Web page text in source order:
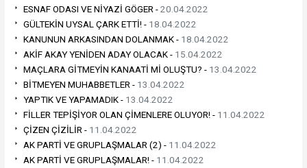
ESNAF ODASI VE NİYAZİ GÖGER -20.04.2022
GÜLTEKİN UYSAL ÇARK ETTİ! - 18.04.2022
KANUNUN ARKASINDAN DOLANMAK - 18.04.2022
AKİF AKAY YENİDEN ADAY OLACAK - 15.04.2022
MAÇLARA GİTMEYİN KANAATİ Mİ OLUŞTU? - 13.04.2022
BİTMEYEN MUHABBETLER - 13.04.2022
YAPTIK VE YAPAMADIK - 13.04.2022
FİLLER TEPİŞİYOR OLAN ÇİMENLERE OLUYOR! - 11.04.2022
ÇİZEN ÇİZİLİR - 11.04.2022
AK PARTİ VE GRUPLAŞMALAR (2) - 11.04.2022
AK PARTİ VE GRUPLAŞMALAR! - 11.04.2022